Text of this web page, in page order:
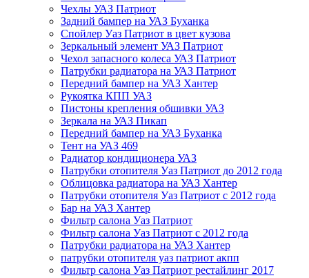
Чехлы УАЗ Патриот
Задний бампер на УАЗ Буханка
Спойлер Уаз Патриот в цвет кузова
Зеркальный элемент УАЗ Патриот
Чехол запасного колеса УАЗ Патриот
Патрубки радиатора на УАЗ Патриот
Передний бампер на УАЗ Хантер
Рукоятка КПП УАЗ
Пистоны крепления обшивки УАЗ
Зеркала на УАЗ Пикап
Передний бампер на УАЗ Буханка
Тент на УАЗ 469
Радиатор кондиционера УАЗ
Патрубки отопителя Уаз Патриот до 2012 года
Облицовка радиатора на УАЗ Хантер
Патрубки отопителя Уаз Патриот с 2012 года
Бар на УАЗ Хантер
Фильтр салона Уаз Патриот
Фильтр салона Уаз Патриот с 2012 года
Патрубки радиатора на УАЗ Хантер
патрубки отопителя уаз патриот акпп
Фильтр салона Уаз Патриот рестайлинг 2017